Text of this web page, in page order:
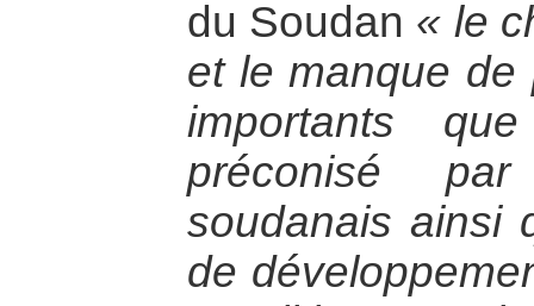
du Soudan « le
et le manque de
importants
préconisé
soudanais ainsi
de